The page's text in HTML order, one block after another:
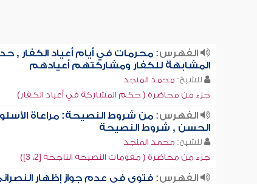
الفهرس:محرمات في أيام أعياد الكفار ,
المشابهة للكفار ومشاركتهم أعيادهم
للشيخ: محمد المنجد
جزء من محاضرة ( حكم المشاركة في أعياد الكفار)
الفهرس:من شروط النصيحة: مراعاة
الحسن , شروط النصيحة
للشيخ: محمد المنجد
جزء من محاضرة ( مقومات النصيحة الناجحة [2، 3])
الفهرس:فتوى في عدم جواز إظهار